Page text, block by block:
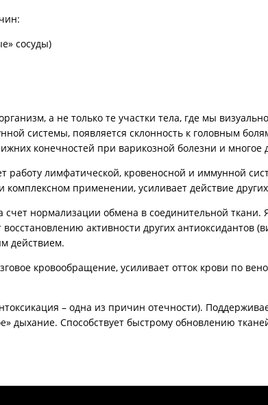
сосуды)
а не только те участки тела, где мы
системы, появляется склонность к головным
конечностей при варикозной болезни и многое
работу лимфатической, кровеносной и иммунной
применении, усиливает действие
нормализации обмена в соединительной ткани.
активности других антиоксидантов
действием.
кровообращение, усиливает отток крови по
– одна из причин отечности).
дыхание. Способствует быстрому обновлению